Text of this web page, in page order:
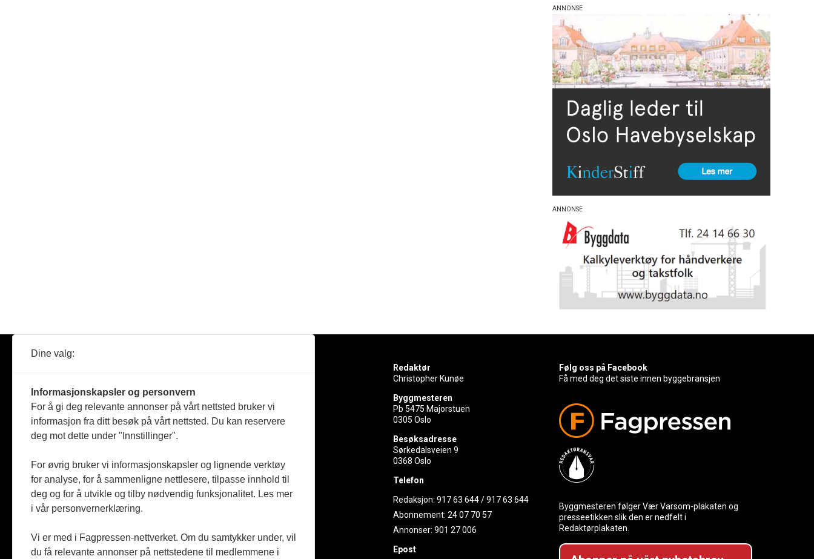
Reportasje
Produkter
Jobbmarked
Redaktør
Christopher Kunøe
Byggmesteren
Pb 5475 Majorstuen
0305 Oslo
Besøksadresse
Sørkedalsveien 9
0368 Oslo
Telefon
Redaksjon:917 63 644/917 63 644
Abonnement:24 07 70 57
Annonser:901 27 006
Epost
Følg oss på Facebook
Få med deg det siste innen byggebransjen
Byggmesteren følger Vær Varsom-plakaten og
presseetikken slik den er nedfelt i
Redaktørplakaten.
Dine valg:
Informasjonskapsler og personvern
For å gi deg relevante annonser på vårt nettsted bruker vi
informasjon fra ditt besøk på vårt nettsted. Du kan reservere
deg mot dette under "Innstillinger".
For øvrig bruker vi informasjonskapsler og lignende verktøy
for analyse, for å sammenligne nettlesere, tilpasse innhold til
deg og for å utvikle og tilby nødvendig funksjonalitet. Les mer
i vår personvernerklæring.
Vi er med i Fagpressen-nettverket. Om du samtykker under, vil
du få relevante annonser på nettstedene til medlemmene i